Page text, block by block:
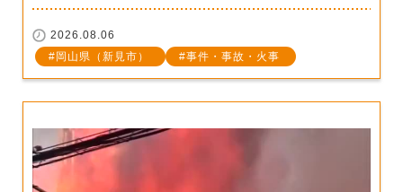
2026.08.06
岡山県（新見市）
事件・事故・火事